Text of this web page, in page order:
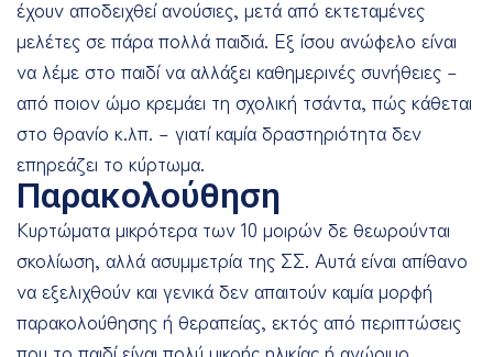
έχουν αποδειχθεί ανούσιες, μετά από εκτεταμένες
μελέτες σε πάρα πολλά παιδιά. Εξ ίσου ανώφελο είναι
να λέμε στο παιδί να αλλάξει καθημερινές συνήθειες –
από ποιον ώμο κρεμάει τη σχολική τσάντα, πώς κάθεται
στο θρανίο κ.λπ. – γιατί καμία δραστηριότητα δεν
επηρεάζει το κύρτωμα.
Παρακολούθηση
Κυρτώματα μικρότερα των 10 μοιρών δε θεωρούνται
σκολίωση, αλλά ασυμμετρία της ΣΣ. Αυτά είναι απίθανο
να εξελιχθούν και γενικά δεν απαιτούν καμία μορφή
παρακολούθησης ή θεραπείας, εκτός από περιπτώσεις
που το παιδί είναι πολύ μικρής ηλικίας ή ανώριμο